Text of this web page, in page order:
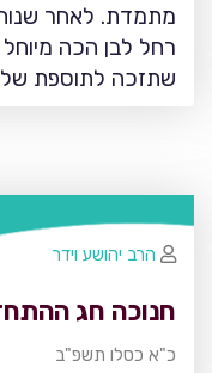
מתמדת. לאחר
רחל לבן הכה
שתזכה לתוספת של
חנוכה חג
כ"א כסלו תשפ"ב
הרב יהושע וידר